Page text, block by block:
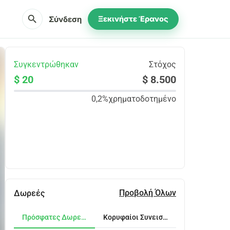
search Σύνδεση Ξεκινήστε Έρανος
Συγκεντρώθηκαν Στόχος
$ 20 $ 8.500
0,2%χρηματοδοτημένο
Δωρεές Προβολή Όλων
Πρόσφατες Δωρεές Κορυφαίοι Συνεισφέροντες